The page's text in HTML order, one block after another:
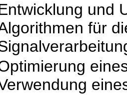
und
für